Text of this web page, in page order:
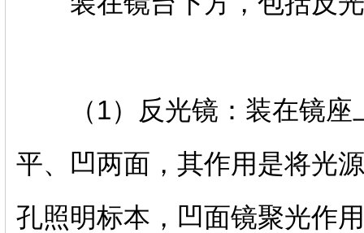
（1）反光镜：装在镜座
平、凹两面，其作用是将光
孔照明标本，凹面镜聚光作